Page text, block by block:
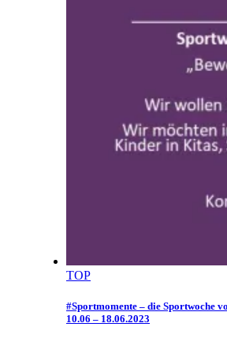
TOP
#Sportmomente – die Sportwoche
10.06 – 18.06.2023